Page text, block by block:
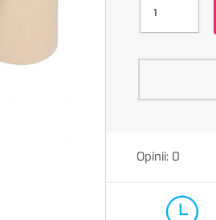
Opinii: 0